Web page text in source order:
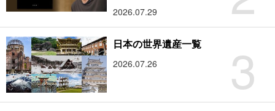
2026.07.29
3
日本の世界遺産一覧
2026.07.26